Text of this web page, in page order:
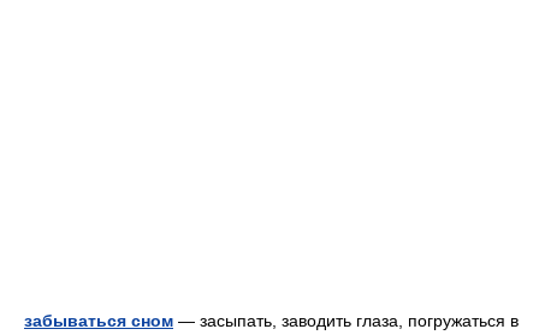
забываться сном — засыпать, заводить глаза, погружаться в